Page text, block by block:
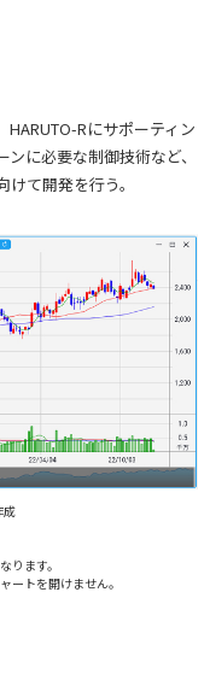
Rにサポーティン
に必要な制御技術など、
て開発を行う。
成
ります。
ートを開けません。